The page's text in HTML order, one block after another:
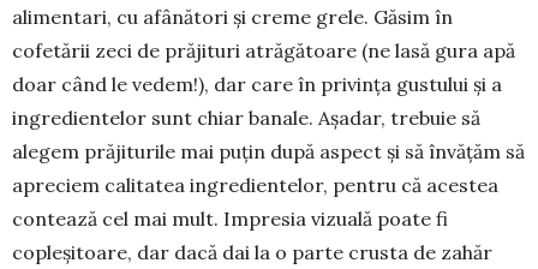
alimentari, cu afâ­nă­tori și creme grele. Găsim în
cofetării zeci de prăji­turi atrăgătoare (ne lasă gura apă
doar când le vedem!), dar care în privința gustu­lui și a
ingredien­telor sunt chiar banale. Așadar, trebuie să
alegem prăjiturile mai puțin după aspect și să învățăm să
apreciem calitatea ingredientelor, pentru că acestea
contează cel mai mult. Impresia vizuală poate fi
copleșitoare, dar dacă dai la o parte crusta de zahăr